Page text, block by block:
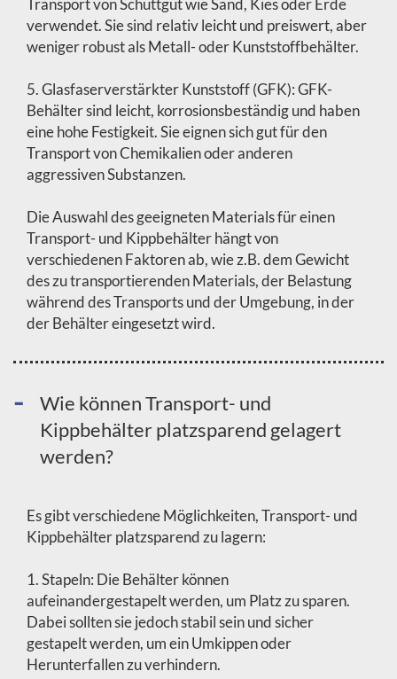
Transport von Schüttgut wie Sand, Kies oder Erde
verwendet. Sie sind relativ leicht und preiswert, aber
weniger robust als Metall- oder Kunststoffbehälter.
5. Glasfaserverstärkter Kunststoff (GFK): GFK-
Behälter sind leicht, korrosionsbeständig und haben
eine hohe Festigkeit. Sie eignen sich gut für den
Transport von Chemikalien oder anderen
aggressiven Substanzen.
Die Auswahl des geeigneten Materials für einen
Transport- und Kippbehälter hängt von
verschiedenen Faktoren ab, wie z.B. dem Gewicht
des zu transportierenden Materials, der Belastung
während des Transports und der Umgebung, in der
der Behälter eingesetzt wird.
Wie können Transport- und
Kippbehälter platzsparend gelagert
werden?
Es gibt verschiedene Möglichkeiten, Transport- und
Kippbehälter platzsparend zu lagern:
1. Stapeln: Die Behälter können
aufeinandergestapelt werden, um Platz zu sparen.
Dabei sollten sie jedoch stabil sein und sicher
gestapelt werden, um ein Umkippen oder
Herunterfallen zu verhindern.